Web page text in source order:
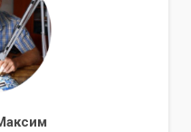
и сертифицированных
повышают свою
различных типов